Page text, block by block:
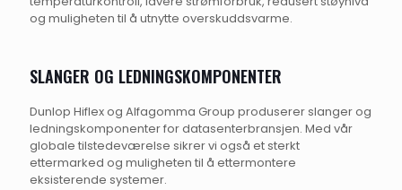
og muligheten til å utnytte overskuddsvarme.
SLANGER OG LEDNINGSKOMPONENTER
Dunlop Hiflex og Alfagomma Group produserer slanger og
ledningskomponenter for datasenterbransjen. Med vår
globale tilstedeværelse sikrer vi også et sterkt
ettermarked og muligheten til å ettermontere
eksisterende systemer.